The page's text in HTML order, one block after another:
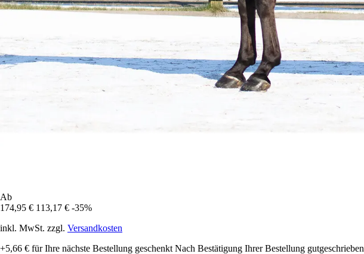
Ab
174,95 € 113,17 € -35%
inkl. MwSt. zzgl. Versandkosten
+5,66 € für Ihre nächste Bestellung geschenkt Nach Bestätigung Ihrer Bestellung gutgeschrieben